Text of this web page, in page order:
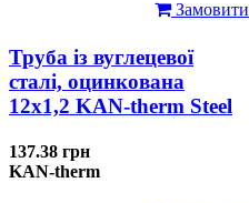
Замовити
Труба із вуглецевої
сталі, оцинкована
12x1,2 KAN-therm Steel
137.38 грн
KAN-therm